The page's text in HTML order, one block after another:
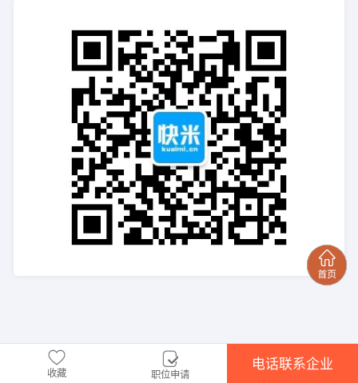
收藏 职位申请
电话联系企业